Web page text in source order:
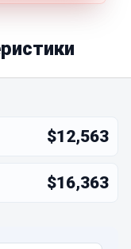
$12,563
$16,363